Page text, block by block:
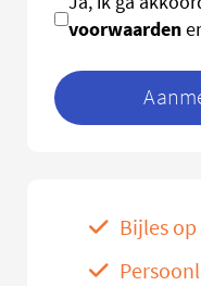
voorwaarden
Bijles